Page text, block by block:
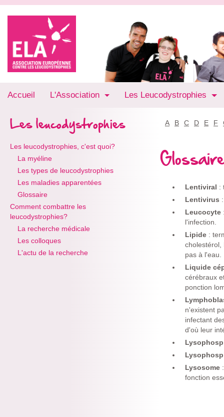
Accueil L'Association Les Leucodystrophies
Les leucodystrophies
Les leucodystrophies, c'est quoi?
La myéline
Les types de leucodystrophies
Les maladies apparentées
Glossaire
Comment combattre les
leucodystrophies?
La recherche médicale
Les colloques
L'actu de la recherche
A B C D E F
Lentiviral :
Lentivirus
Leucocyte
l'infection.
Lipide :
cholestérol,
pas à l'eau.
Liquide
cérébraux
ponction
n'existent
infectant
d'où leur
Lysosome
fonction